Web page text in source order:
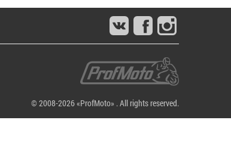
© 2008-2026 «ProfMoto» . All rights reserved.